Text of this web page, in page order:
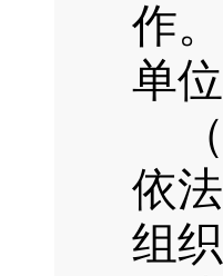
作
单
依
组